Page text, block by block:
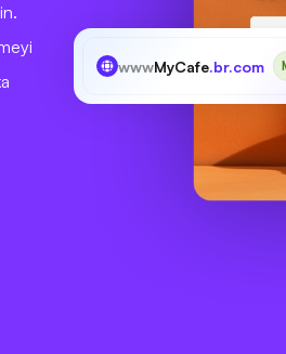
wwwMyCafe.br.com